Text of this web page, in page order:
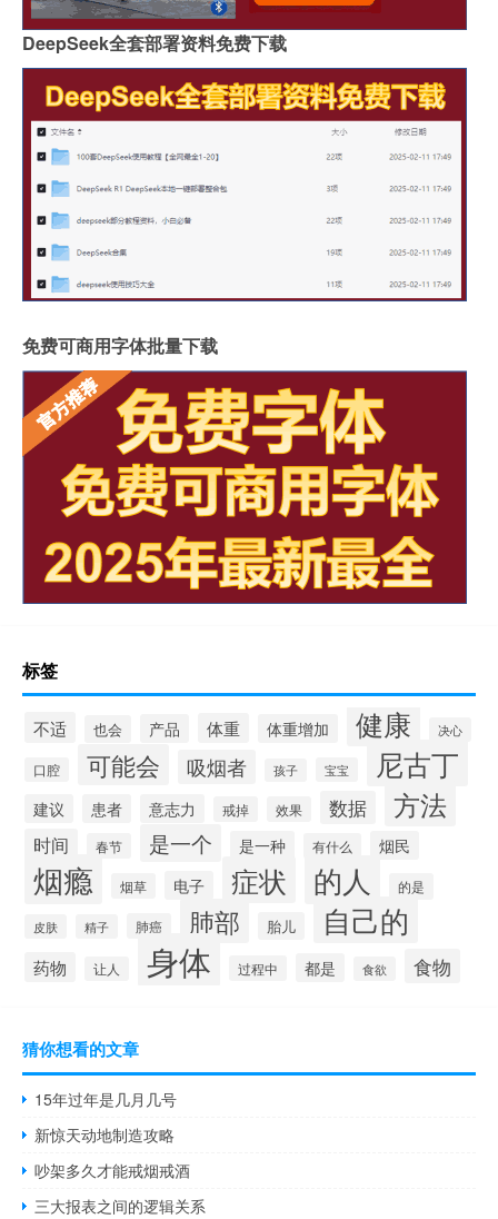
DeepSeek全套部署资料免费下载
免费可商用字体批量下载
标签
不适 也会 产品 体重 体重增加 健康 决心
口腔 可能会 吸烟者 孩子 宝宝 尼古丁
建议 患者 意志力 戒掉 效果 数据 方法
时间 春节 是一个 是一种 有什么 烟民
烟瘾 烟草 电子 症状 的人 的是
皮肤 精子 肺癌 肺部 胎儿 自己的
药物 让人 身体 过程中 都是 食欲 食物
猜你想看的文章
15年过年是几月几号
新惊天动地制造攻略
吵架多久才能戒烟戒酒
三大报表之间的逻辑关系